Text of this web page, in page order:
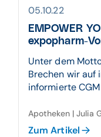
05.10.22
EMPOWER
expopharm-
Unter dem Motto
Brechen wir auf
informierte CGM
Apotheken | Julia
Zum Artikel